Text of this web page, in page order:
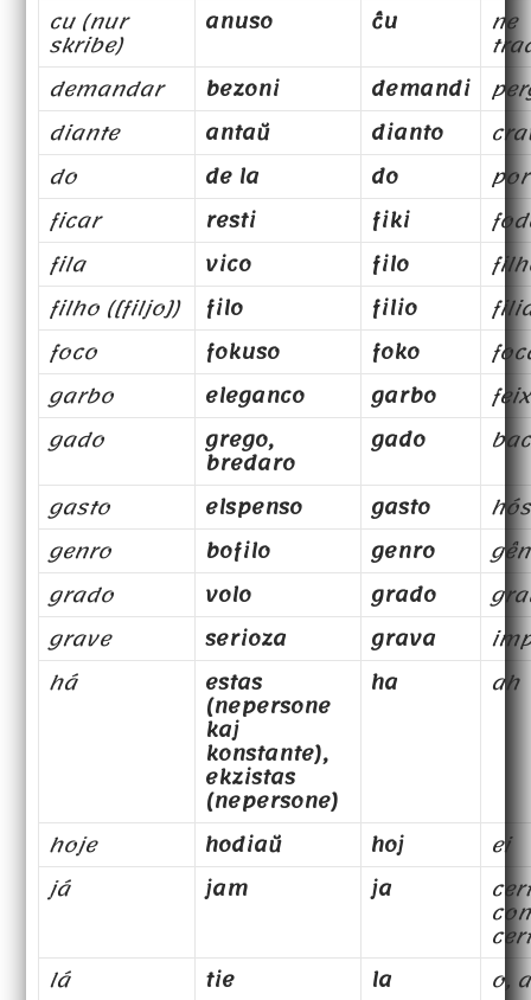
cu (nur
skribe)
anuso ĉu ne
demandar
bezoni demandi
diante
antaŭ dianto
do
de la do
ficar
resti fiki
fila
vico filo
filho ([filjo])
filo filio
foco
fokuso foko
garbo
eleganco garbo
gado
grego,
bredaro
gado
gasto
elspenso gasto
genro
bofilo genro
grado
volo grado
grave
serioza grava
há
estas
(nepersone
kaj
konstante),
ekzistas
(nepersone)
ha ah
hoje hodiaŭ hoj
ei
já
jam ja
lá
tie la
o,